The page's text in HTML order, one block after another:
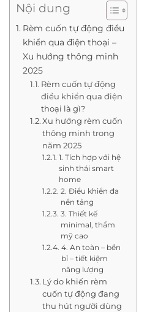
Nội dung
Rèm cuốn tự động điều
khiển qua điện thoại –
Xu hướng thông minh
2025
Rèm cuốn tự động
điều khiển qua điện
thoại là gì?
Xu hướng rèm cuốn
thông minh trong
năm 2025
1. Tích hợp với hệ
sinh thái smart
home
2. Điều khiển đa
nền tảng
3. Thiết kế
minimal, thẩm
mỹ cao
4. An toàn – bền
bỉ – tiết kiệm
năng lượng
Lý do khiến rèm
cuốn tự động đang
thu hút người dùng